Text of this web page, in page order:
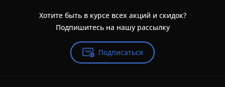
Хотите быть в курсе всех акций и скидок?
Подпишитесь на нашу рассылку
Подписаться